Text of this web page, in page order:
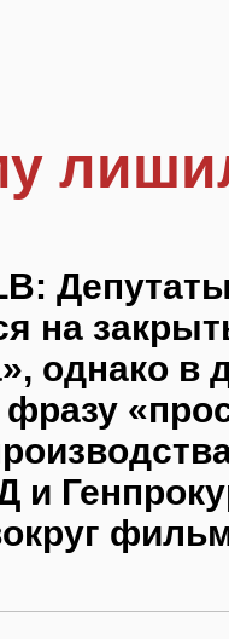
на
однако в
фразу
и